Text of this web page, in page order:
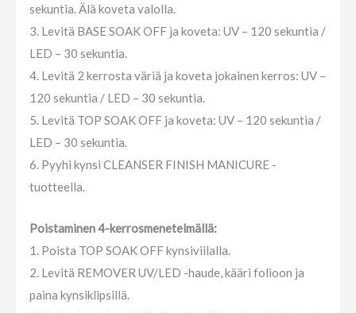
sekuntia. Älä koveta valolla.
3. Levitä BASE SOAK OFF ja koveta: UV – 120 sekuntia /
LED – 30 sekuntia.
4. Levitä 2 kerrosta väriä ja koveta jokainen kerros: UV –
120 sekuntia / LED – 30 sekuntia.
5. Levitä TOP SOAK OFF ja koveta: UV – 120 sekuntia /
LED – 30 sekuntia.
6. Pyyhi kynsi CLEANSER FINISH MANICURE -
tuotteella.
Poistaminen 4-kerrosmenetelmällä:
1. Poista TOP SOAK OFF kynsiviilalla.
2. Levitä REMOVER UV/LED -haude, kääri folioon ja
paina kynsiklipsillä.